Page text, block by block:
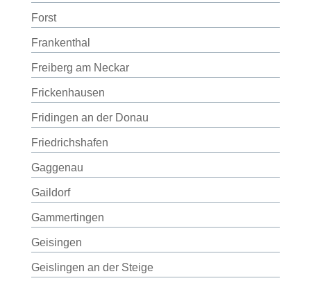
Forst
Frankenthal
Freiberg am Neckar
Frickenhausen
Fridingen an der Donau
Friedrichshafen
Gaggenau
Gaildorf
Gammertingen
Geisingen
Geislingen an der Steige